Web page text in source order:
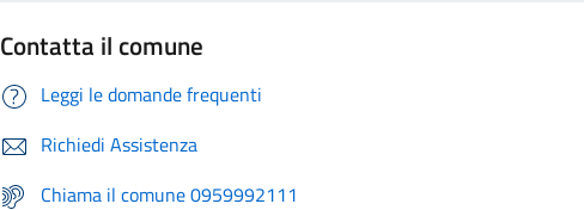
Contatta il comune
Leggi le domande frequenti
Richiedi Assistenza
Chiama il comune 0959992111